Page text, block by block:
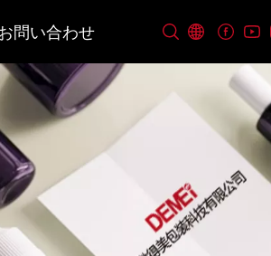
問い合わせ